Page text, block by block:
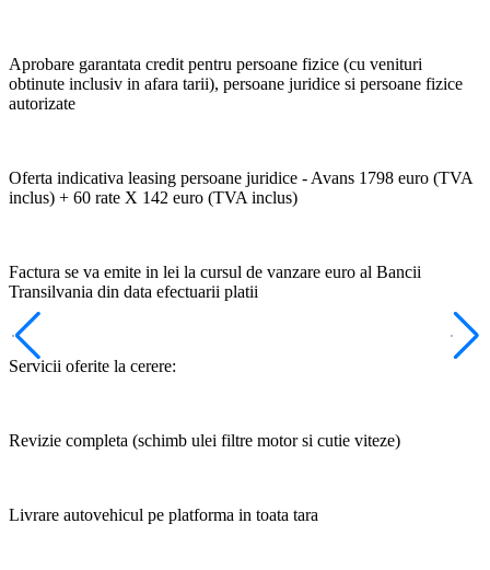
Aprobare garantata credit pentru persoane fizice (cu venituri
obtinute inclusiv in afara tarii), persoane juridice si persoane fizice
autorizate
Oferta indicativa leasing persoane juridice - Avans 1798 euro (TVA
inclus) + 60 rate X 142 euro (TVA inclus)
Factura se va emite in lei la cursul de vanzare euro al Bancii
Transilvania din data efectuarii platii
Servicii oferite la cerere:
Revizie completa (schimb ulei filtre motor si cutie viteze)
Livrare autovehicul pe platforma in toata tara